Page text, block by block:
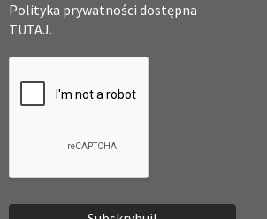
Polityka prywatności dostępna
TUTAJ.